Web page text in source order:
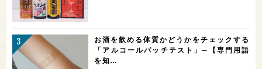
お酒を飲める体質かどうかをチェックする
「アルコールパッチテスト」─【専門用語
を知…